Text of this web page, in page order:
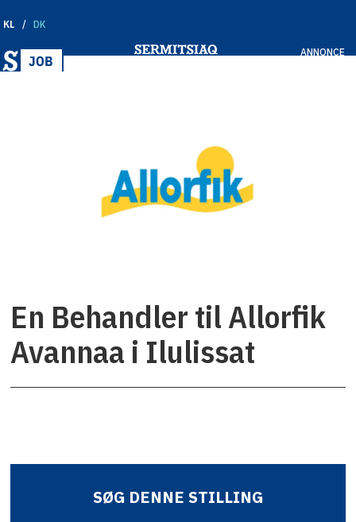
KL DK
ANNONCE
En Behandler til Allorfik
Avannaa i Ilulissat
SØG DENNE STILLING